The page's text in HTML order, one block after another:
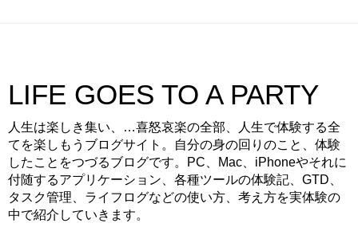
LIFE GOES TO A PARTY
人生は楽しき集い、…喜怒哀楽の全部、人生で体験する全
てを楽しもうブログサイト。自分の身の回りのこと、体験
したことをつづるブログです。PC、Mac、iPhoneやそれに
付随するアプリケーション、各種ツールの体験記、GTD、
タスク管理、ライフログなどの使い方、考え方を実体験の
中で紹介していきます。